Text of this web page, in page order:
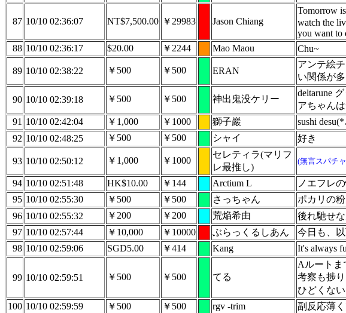
87 10/10 02:36:07 NT$7,500.00 ￥29983 Jason Chiang
Tomorrow
watch the
you want to
88 10/10 02:36:17 $20.00 ￥2244 Mao Maou Chu~
89 10/10 02:38:22 ￥500 ￥500 ERAN
アンテ絵
い関係が
90 10/10 02:39:18 ￥500 ￥500 神出鬼没ケリー
deltarune
アちゃん
91 10/10 02:42:04 ￥1,000 ￥1000 獅子巖
sushi
92 10/10 02:48:25 ￥500 ￥500 シャイ 好き
93 10/10 02:50:12 ￥1,000 ￥1000
セレティラ(マリフ
レ最推し)
(無言スパチ
94 10/10 02:51:48 HK$10.00 ￥144 Arctium L
ノエフレ
95 10/10 02:55:30 ￥500 ￥500 さっちゃん
ポカリの
96 10/10 02:55:32 ￥200 ￥200 荒焔希由 後れ馳せ
97 10/10 02:57:44 ￥10,000 ￥10000 ぶらっくるしあん
今日も、
98 10/10 02:59:06 SGD5.00 ￥414 Kang It's always
99 10/10 02:59:51 ￥500 ￥500 てる
Aルートま
考察も捗
ひどくな
100 10/10 02:59:59 ￥500 ￥500 rgv -trim 副反応薄